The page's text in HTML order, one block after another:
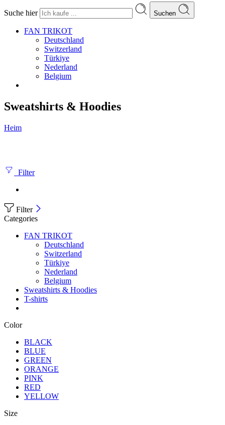
Suche hier Suchen
FAN TRIKOT
Deutschland
Switzerland
Türkiye
Nederland
Belgium
Sweatshirts & Hoodies
Heim
Filter
Filter
Categories
FAN TRIKOT
Deutschland
Switzerland
Türkiye
Nederland
Belgium
Sweatshirts & Hoodies
T-shirts
Color
BLACK
BLUE
GREEN
ORANGE
PINK
RED
YELLOW
Size